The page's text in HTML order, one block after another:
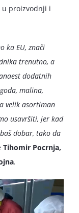
proizvodnji i
ka EU, znači
trenutno, a
dodatnih
malina,
velik asortiman
usavršiti, jer kad
dobar, tako da
Tihomir Pocrnja,
.